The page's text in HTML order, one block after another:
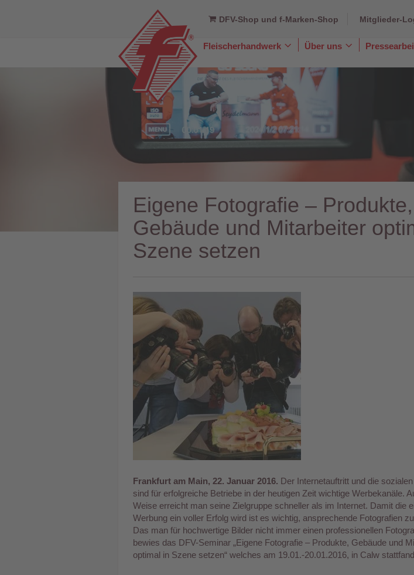
DFV-Shop und f-Marken-Shop Mitglieder-
Fleischerhandwerk
ToggleÜber uns
Toggle
Eigene Fotografie – Produkte,
Gebäude und Mitarbeiter
Szene setzen
Frankfurt am Main, 22. Januar 2016. Der Internetauftritt und die
sind für erfolgreiche Betriebe in der heutigen Zeit wichtige Werbekanäle.
Weise erreicht man seine Zielgruppe schneller als im Internet. Damit die
Werbung ein voller Erfolg wird ist es wichtig, ansprechende Fotografien
Das man für hochwertige Bilder nicht immer einen professionellen
bewies das DFV-Seminar „Eigene Fotografie – Produkte, Gebäude und
optimal in Szene setzen“ welches am 19.01.-20.01.2016, in Calw